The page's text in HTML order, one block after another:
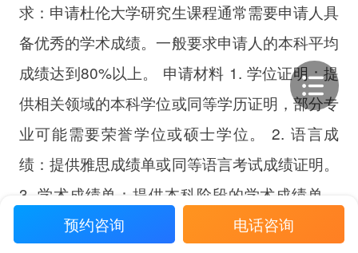
求：申请杜伦大学研究生课程通常需要申请人具
备优秀的学术成绩。一般要求申请人的本科平均
成绩达到80%以上。 申请材料 1. 学位证明：提
供相关领域的本科学位或同等学历证明，部分专
业可能需要荣誉学位或硕士学位。 2. 语言成
绩：提供雅思成绩单或同等语言考试成绩证明。
3. 学术成绩单：提供本科阶段的学术成绩单。
4. 个人陈述：描述申请动机、研究兴趣和研究
预约咨询 电话咨询